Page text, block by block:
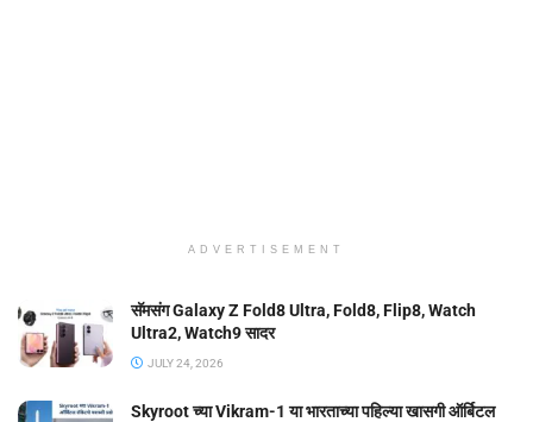
ADVERTISEMENT
सॅमसंग Galaxy Z Fold8 Ultra, Fold8, Flip8, Watch
Ultra2, Watch9 सादर
JULY 24, 2026
Skyroot च्या Vikram-1 या भारताच्या पहिल्या खासगी ऑर्बिटल